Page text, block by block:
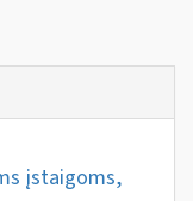
įstaigoms,